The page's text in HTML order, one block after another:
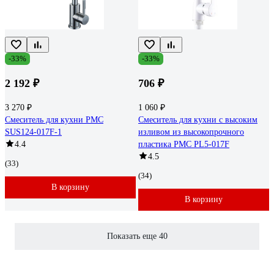
-33%
2 192 ₽
3 270 ₽
Смеситель для кухни РМС
SUS124-017F-1
4.4
(33)
В корзину
-33%
706 ₽
1 060 ₽
Смеситель для кухни с высоким
изливом из высокопрочного
пластика РМС PL5-017F
4.5
(34)
В корзину
Показать еще 40